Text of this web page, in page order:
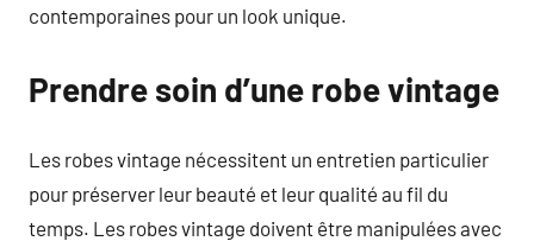
contemporaines pour un look unique.
Prendre soin d’une robe vintage
Les robes vintage nécessitent un entretien particulier
pour préserver leur beauté et leur qualité au fil du
temps. Les robes vintage doivent être manipulées avec